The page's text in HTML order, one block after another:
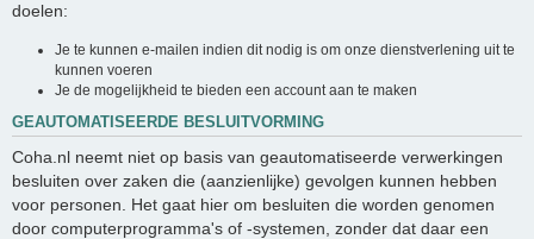
doelen:
Je te kunnen e-mailen indien dit nodig is om onze dienstverlening uit te
kunnen voeren
Je de mogelijkheid te bieden een account aan te maken
GEAUTOMATISEERDE BESLUITVORMING
Coha.nl neemt niet op basis van geautomatiseerde verwerkingen
besluiten over zaken die (aanzienlijke) gevolgen kunnen hebben
voor personen. Het gaat hier om besluiten die worden genomen
door computerprogramma's of -systemen, zonder dat daar een